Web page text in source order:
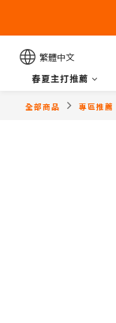
繁體中文
春夏主打推薦
全部商品 專區推薦